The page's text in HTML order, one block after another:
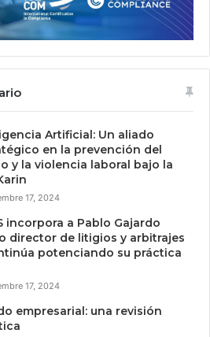
Artificial: Un aliado
en la prevención del
y la violencia laboral bajo la
17, 2024
incorpora a Pablo Gajardo
director de litigios y arbitrajes
potenciando su práctica
17, 2024
empresarial: una revisión